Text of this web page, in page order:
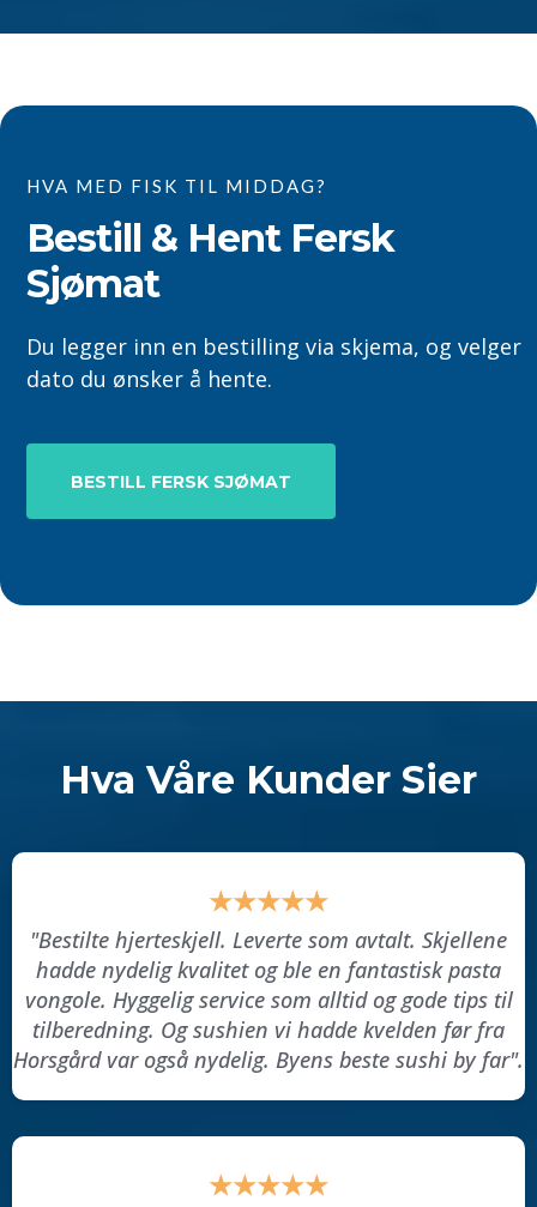
HVA MED FISK TIL MIDDAG?
Bestill & Hent Fersk
Sjømat
Du legger inn en bestilling via skjema, og velger
dato du ønsker å hente.
BESTILL FERSK SJØMAT
Hva Våre Kunder Sier
★★★★★
"Bestilte hjerteskjell. Leverte som avtalt. Skjellene
hadde nydelig kvalitet og ble en fantastisk pasta
vongole. Hyggelig service som alltid og gode tips til
tilberedning. Og sushien vi hadde kvelden før fra
Horsgård var også nydelig. Byens beste sushi by far".
★★★★★